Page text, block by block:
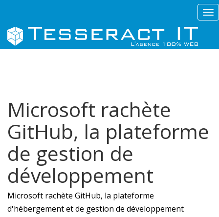
Microsoft rachète
GitHub, la plateforme
de gestion de
développement
Microsoft rachète GitHub, la plateforme
d'hébergement et de gestion de développement